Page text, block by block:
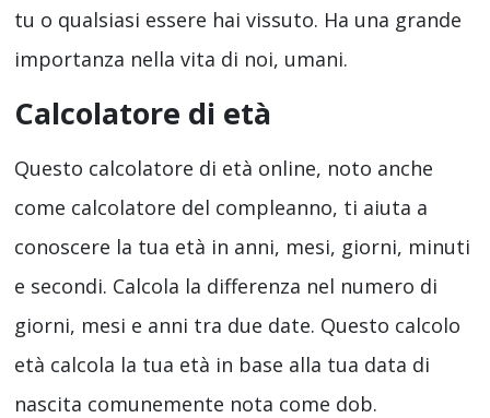
tu o qualsiasi essere hai vissuto. Ha una grande
importanza nella vita di noi, umani.
Calcolatore di età
Questo calcolatore di età online, noto anche
come calcolatore del compleanno, ti aiuta a
conoscere la tua età in anni, mesi, giorni, minuti
e secondi. Calcola la differenza nel numero di
giorni, mesi e anni tra due date. Questo calcolo
età calcola la tua età in base alla tua data di
nascita comunemente nota come dob.